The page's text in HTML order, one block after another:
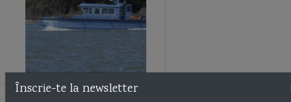
Înscrie-te la newsletter